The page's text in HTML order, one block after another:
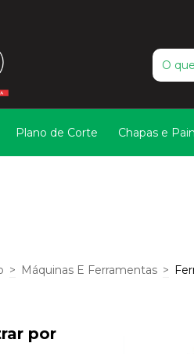
Plano de Corte Chapas e
> Máquinas E Ferramentas >
por